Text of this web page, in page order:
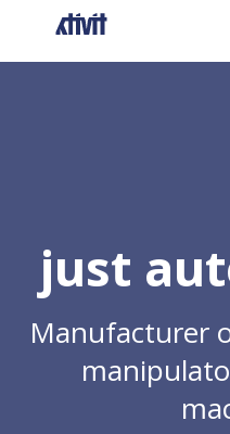
just
Manufacturer